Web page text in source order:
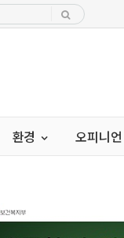
환경 오피니언